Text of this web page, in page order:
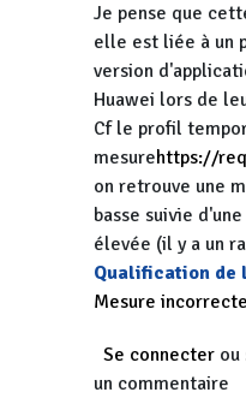
Je pense que
elle est liée à un
version
Huawei lors de
Cf le profil
mesurehttps://
on retrouve une
basse suivie
élevée (il y a un
Qualification de
Mesure incorrecte
Se connecter ou
un commentaire